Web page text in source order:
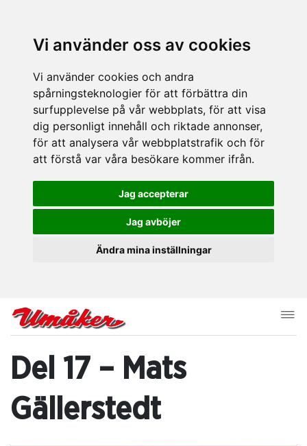
Vi använder oss av cookies
Vi använder cookies och andra
spårningsteknologier för att förbättra din
surfupplevelse på vår webbplats, för att visa
dig personligt innehåll och riktade annonser,
för att analysera vår webbplatstrafik och för
att förstå var våra besökare kommer ifrån.
Jag accepterar
Jag avböjer
Ändra mina inställningar
Del 17 – Mats
Gällerstedt